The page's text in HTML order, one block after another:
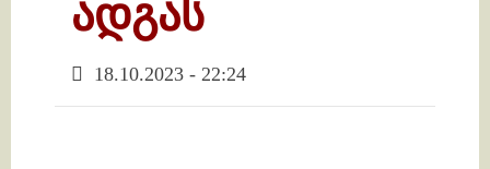
ადგას
18.10.2023 - 22:24